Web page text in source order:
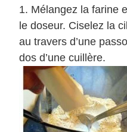
Mélangez la farine
le doseur. Ciselez la
au travers d’une
dos d’une cuillère.